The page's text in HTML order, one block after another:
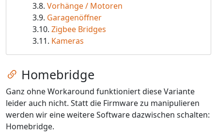
Vorhänge / Motoren
Garagenöffner
Zigbee Bridges
Kameras
Zum Kapitel springen
Homebridge
Ganz ohne Workaround funktioniert diese Variante
leider auch nicht. Statt die Firmware zu manipulieren
werden wir eine weitere Software dazwischen schalten:
Homebridge.